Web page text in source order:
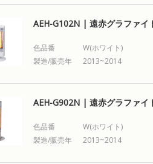
AEH-G102N | 遠赤グラファイ
色品番
W(ホワイト)
製造/販売年
2013~2014
AEH-G902N | 遠赤グラファイ
色品番
W(ホワイト)
製造/販売年
2013~2014